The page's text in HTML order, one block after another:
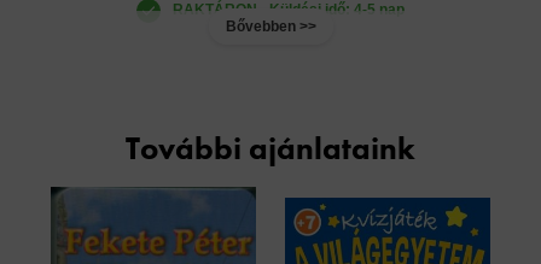
Bővebben >>
RAKTÁRON - Küldési idő: 4-5 nap
További ajánlataink